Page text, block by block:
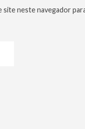
site neste navegador